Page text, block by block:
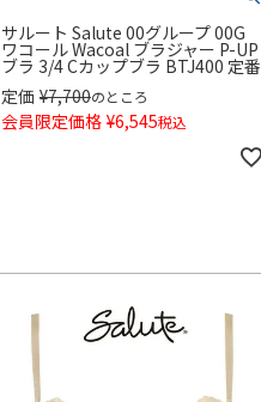
サルート Salute 00グループ 00G
ワコール Wacoal ブラジャー P-UP
ブラ 3/4 Cカップブラ BTJ400 定番
定価 ¥7,700のところ
会員限定価格 ¥6,545税込